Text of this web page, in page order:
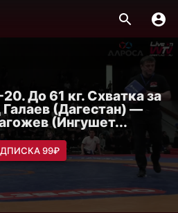
До 61 кг. Схватка за
(Дагестан) —
(Ингушет...
99₽